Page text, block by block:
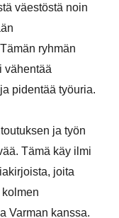
väestöstä noin
ryhmän
vähentää
pidentää työuria.
ja työn
Tämä käy ilmi
joita
Varman kanssa.